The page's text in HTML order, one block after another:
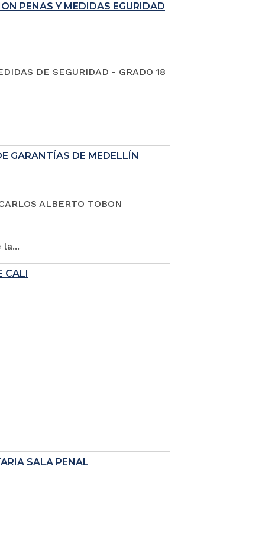
PENAS Y MEDIDAS EGURIDAD
DE SEGURIDAD - GRADO 18
GARANTÍAS DE MEDELLÍN
ALBERTO TOBON
la...
CALI
SALA PENAL